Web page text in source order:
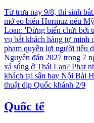
Từ trưa nay 9/8, thí sinh
mở eo biển Hormuz nếu
Loan: 'Đừng biến chửi bới
vụ bắt khách hàng tự minh
phạm quyền lợi người tiêu
Nguyên đán 2027 trong 7
xả súng ở Thái Lan? Phạt
khách tại sân bay Nội Bài
thuật dịp Quốc khánh 2/9
Quốc tế